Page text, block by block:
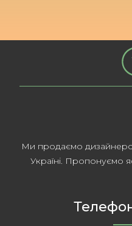
Ми продаємо
Україні. Пропонуємо